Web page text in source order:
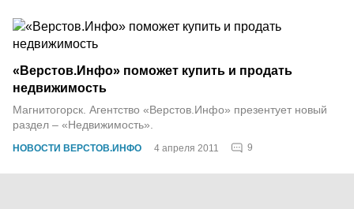
НОВОСТИ ВЕРСТОВ.ИНФО 4 апреля 2011 9
«Верстов.Инфо» поможет купить и продать
недвижимость
Магнитогорск. Агентство «Верстов.Инфо» презентует новый
раздел – «Недвижимость».